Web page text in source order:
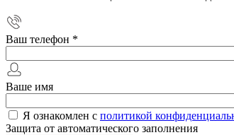
Ваш телефон *
Ваше имя
Я ознакомлен с политикой
Защита от автоматического заполнения